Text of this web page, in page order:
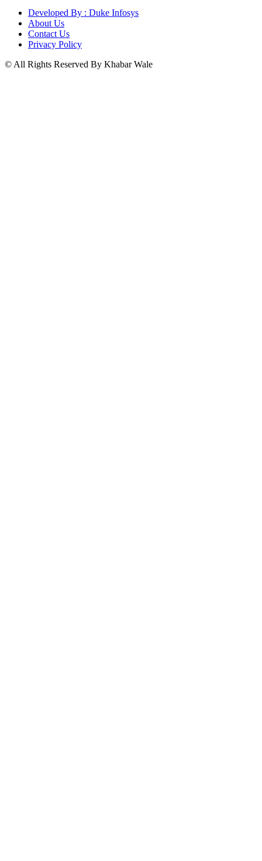
Developed By : Duke Infosys
About Us
Contact Us
Privacy Policy
© All Rights Reserved By Khabar Wale